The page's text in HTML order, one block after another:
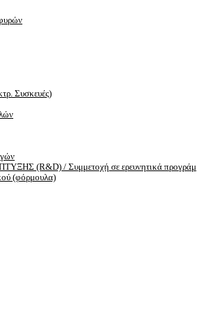
Συσκευές)
(R&D) / Συμμετοχή σε ερευνητικά
(φόρμουλα)